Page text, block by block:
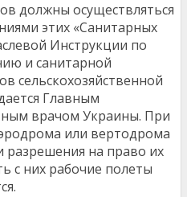
должны осуществляться
этих «Санитарных
Инструкции по
и санитарной
сельскохозяйственной
Главным
врачом Украины. При
или вертодрома
разрешения на право их
с них рабочие полеты